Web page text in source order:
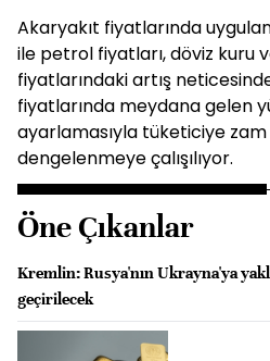
Akaryakıt fiyatlarında
ile petrol fiyatları, döviz kuru
fiyatlarındaki artış
fiyatlarında meydana gelen
ayarlamasıyla tüketiciye
dengelenmeye çalışılıyor.
Öne Çıkanlar
Kremlin: Rusya'nın Ukrayna'ya
geçirilecek